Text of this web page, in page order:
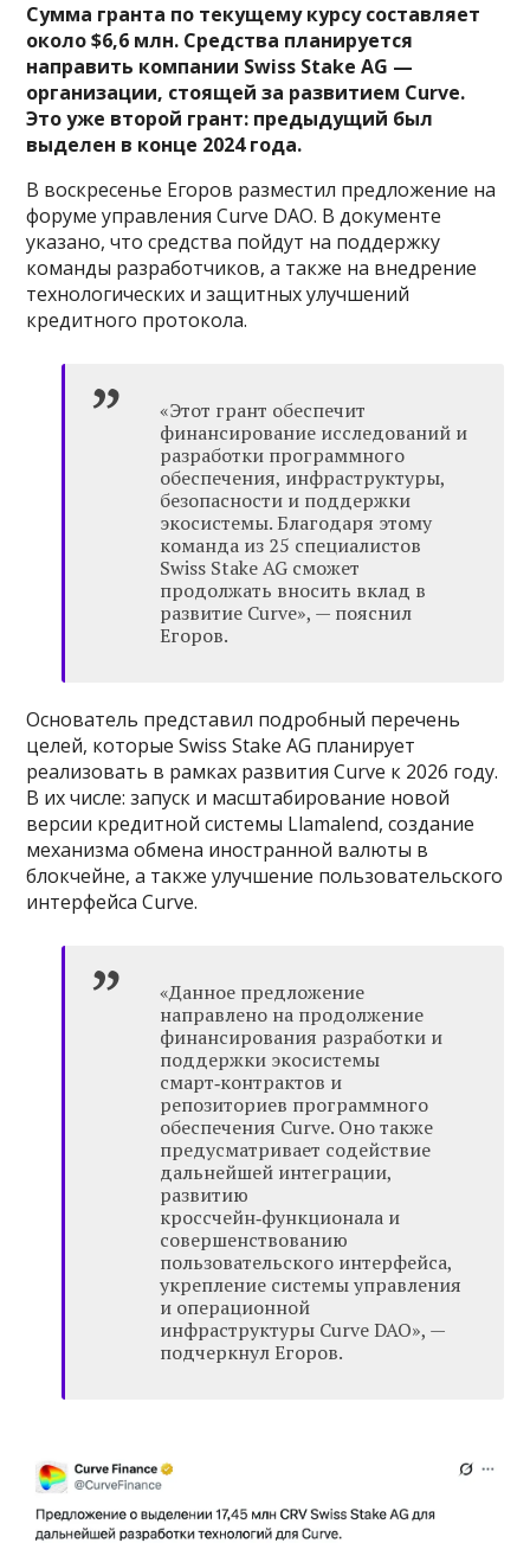
Сумма гранта по текущему курсу составляет
около $6,6 млн. Средства планируется
направить компании Swiss Stake AG —
организации, стоящей за развитием Curve.
Это уже второй грант: предыдущий был
выделен в конце 2024 года.
В воскресенье Егоров разместил предложение на
форуме управления Curve DAO. В документе
указано, что средства пойдут на поддержку
команды разработчиков, а также на внедрение
технологических и защитных улучшений
кредитного протокола.
«Этот грант обеспечит
финансирование исследований и
разработки программного
обеспечения, инфраструктуры,
безопасности и поддержки
экосистемы. Благодаря этому
команда из 25 специалистов
Swiss Stake AG сможет
продолжать вносить вклад в
развитие Curve», — пояснил
Егоров.
Основатель представил подробный перечень
целей, которые Swiss Stake AG планирует
реализовать в рамках развития Curve к 2026 году.
В их числе: запуск и масштабирование новой
версии кредитной системы Llamalend, создание
механизма обмена иностранной валюты в
блокчейне, а также улучшение пользовательского
интерфейса Curve.
«Данное предложение
направлено на продолжение
финансирования разработки и
поддержки экосистемы
смарт‑контрактов и
репозиториев программного
обеспечения Curve. Оно также
предусматривает содействие
дальнейшей интеграции,
развитию
кроссчейн‑функционала и
совершенствованию
пользовательского интерфейса,
укрепление системы управления
и операционной
инфраструктуры Curve DAO», —
подчеркнул Егоров.